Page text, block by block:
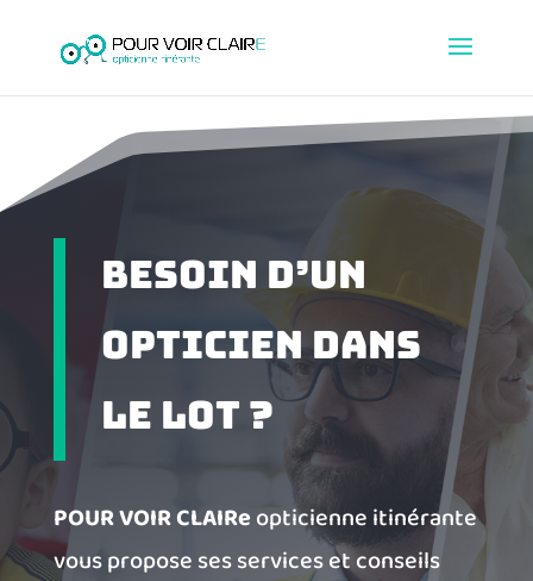
Besoin d’un
opticien dans
le lot ?
POUR VOIR CLAIReopticienne itinérante
vous propose ses services et conseils